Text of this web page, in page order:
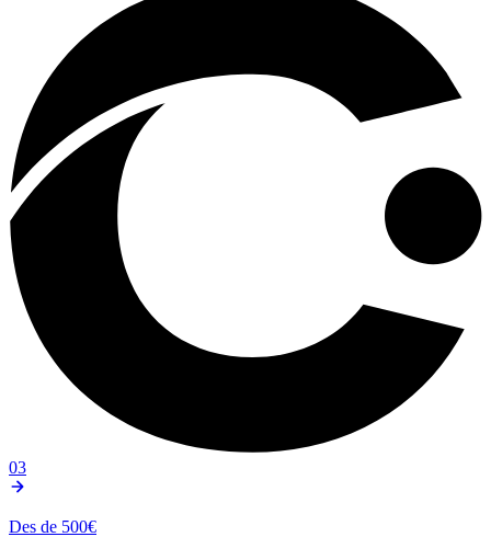
03
Des de 500€